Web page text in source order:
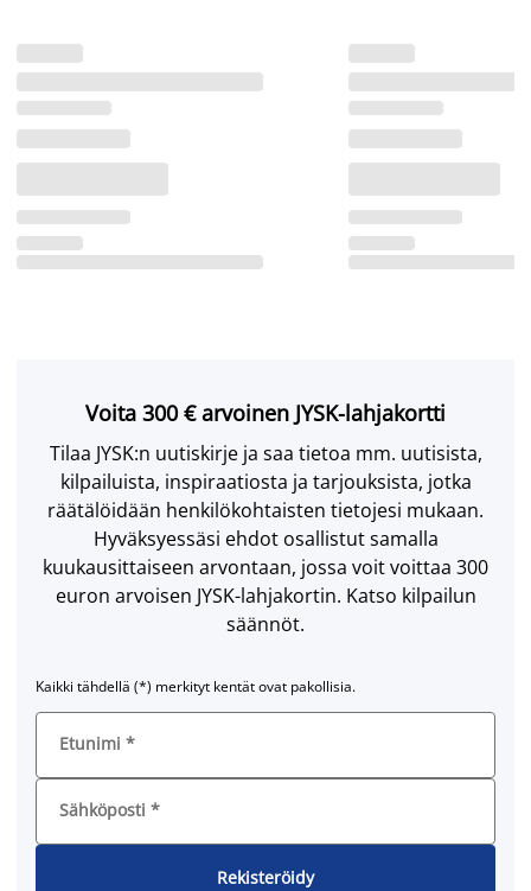
Voita 300 € arvoinen JYSK-lahjakortti
Tilaa JYSK:n uutiskirje ja saa tietoa mm. uutisista,
kilpailuista, inspiraatiosta ja tarjouksista, jotka
räätälöidään henkilökohtaisten tietojesi mukaan.
Hyväksyessäsi ehdot osallistut samalla
kuukausittaiseen arvontaan, jossa voit voittaa 300
euron arvoisen JYSK-lahjakortin. Katso kilpailun
säännöt.
Kaikki tähdellä (*) merkityt kentät ovat pakollisia.
Etunimi *
Sähköposti *
Rekisteröidy